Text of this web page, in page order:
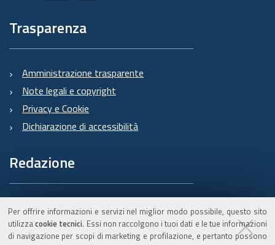
Per offrire informazioni e servizi nel miglior modo possibile, questo sito
utilizzacookie tecnici. Essi non raccolgono i tuoi dati e le tue informazioni
di navigazione per scopi di marketing e profilazione, e pertanto possono
Trasparenza
Amministrazione trasparente
Note legali e copyright
Privacy e Cookie
Dichiarazione di accessibilità
Redazione
Informazioni sul Burert
e contatti